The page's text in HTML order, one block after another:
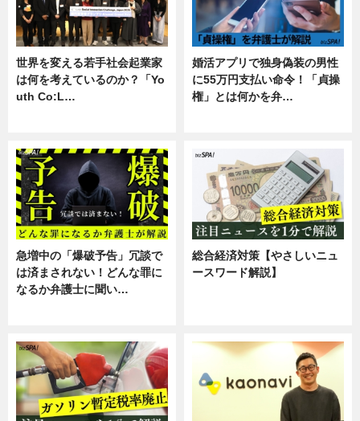
世界を変える若手社会起業家
は何を考えているのか？「Yo
uth Co:L…
婚活アプリで独身偽装の男性
に55万円支払い命令！「貞操
権」とは何かを弁…
急増中の「爆破予告」冗談で
は済まされない！どんな罪に
なるか弁護士に聞い…
総合経済対策【やさしいニュ
ースワード解説】